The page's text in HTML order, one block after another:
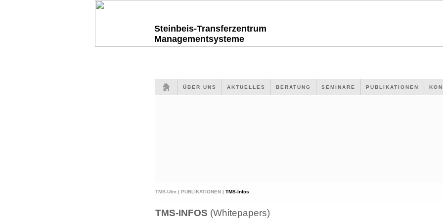
Steinbeis-Transferzentrum
Managementsysteme
ÜBER UNS AKTUELLES BERATUNG SEMINARE PUBLIKATIONEN
TMS-Ulm | PUBLIKATIONEN | TMS-Infos
TMS-INFOS (Whitepapers)